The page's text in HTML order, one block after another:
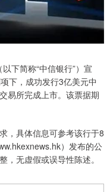
下简称“中信银行”）宣
下，成功发行3亿美元中
易所完成上市。该票据期
，具体信息可参考该行于8
）发布的公
，无虚假或误导性陈述。